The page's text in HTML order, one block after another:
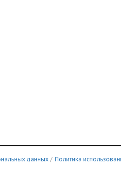
данных / Политика